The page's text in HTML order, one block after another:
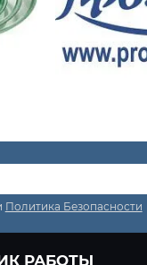
Политика Безопасности
РАБОТЫ